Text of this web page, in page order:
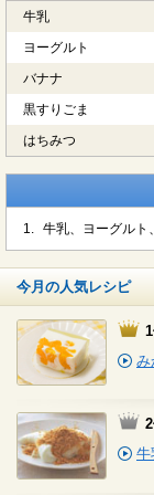
牛乳
ヨーグルト
バナナ
黒すりごま
はちみつ
1. 牛乳、ヨーグルト
今月の人気レシピ
み
牛